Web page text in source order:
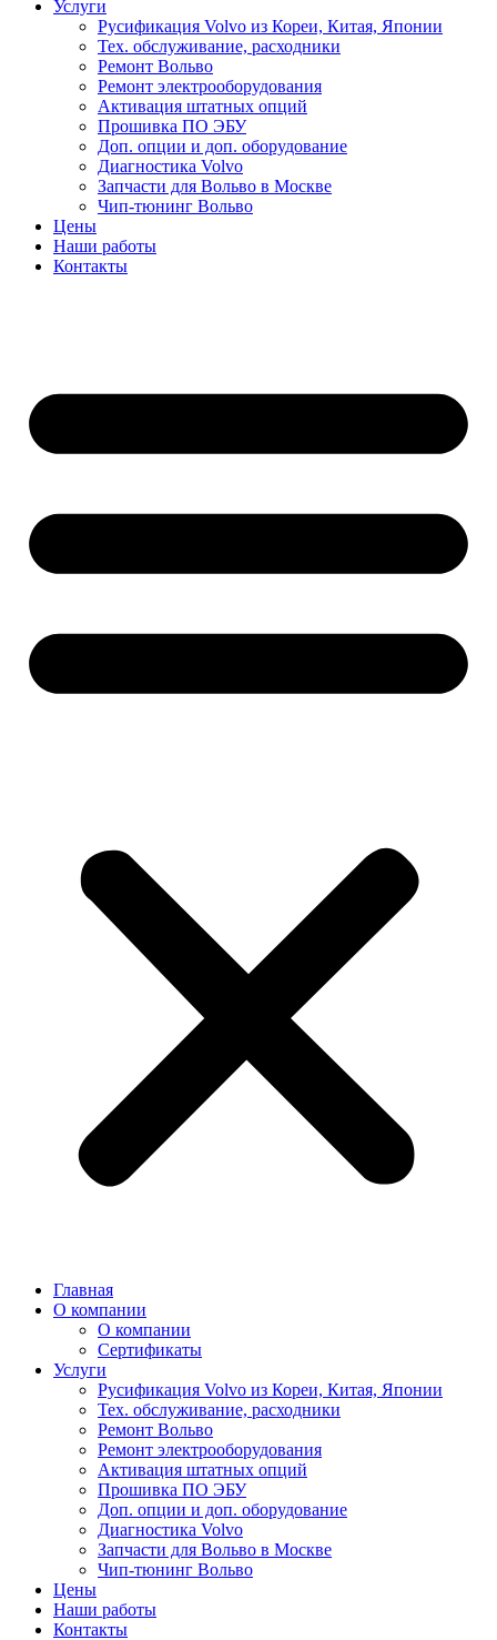
Услуги
Русификация Volvo из Кореи, Китая, Японии
Тех. обслуживание, расходники
Ремонт Вольво
Ремонт электрооборудования
Активация штатных опций
Прошивка ПО ЭБУ
Доп. опции и доп. оборудование
Диагностика Volvo
Запчасти для Вольво в Москве
Чип-тюнинг Вольво
Цены
Наши работы
Контакты
Главная
О компании
О компании
Сертификаты
Услуги
Русификация Volvo из Кореи, Китая, Японии
Тех. обслуживание, расходники
Ремонт Вольво
Ремонт электрооборудования
Активация штатных опций
Прошивка ПО ЭБУ
Доп. опции и доп. оборудование
Диагностика Volvo
Запчасти для Вольво в Москве
Чип-тюнинг Вольво
Цены
Наши работы
Контакты